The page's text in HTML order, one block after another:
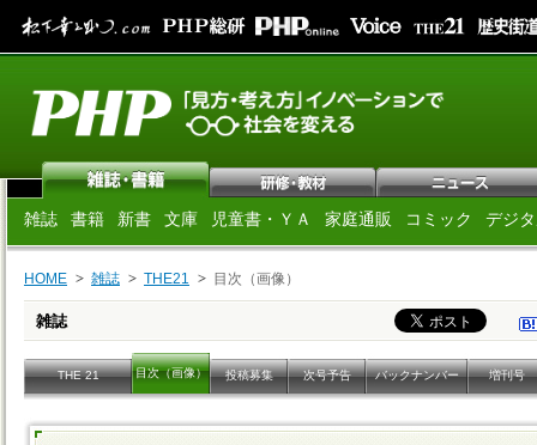
雑誌 書籍 新書 文庫 児童書・ＹＡ 家庭通販 コミック デジ
HOME 雑誌 THE21 目次（画像）
雑誌
THE 21 目次（画像） 投稿募集 次号予告 バックナンバー 増刊号